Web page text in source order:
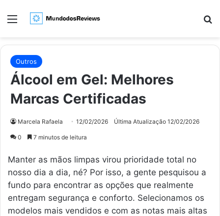
Menu
Outros
Álcool em Gel: Melhores
Marcas Certificadas
Marcela Rafaela 12/02/2026 Última Atualização 12/02/2026
0 7 minutos de leitura
Manter as mãos limpas virou prioridade total no
nosso dia a dia, né? Por isso, a gente pesquisou a
fundo para encontrar as opções que realmente
entregam segurança e conforto. Selecionamos os
modelos mais vendidos e com as notas mais altas